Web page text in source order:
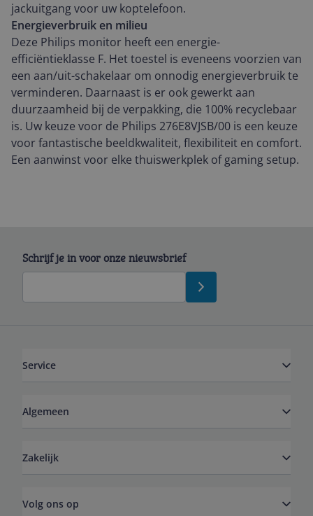
jackuitgang voor uw koptelefoon.
Energieverbruik en milieu
Deze Philips monitor heeft een energie-
efficiëntieklasse F. Het toestel is eveneens voorzien van
een aan/uit-schakelaar om onnodig energieverbruik te
verminderen. Daarnaast is er ook gewerkt aan
duurzaamheid bij de verpakking, die 100% recyclebaar
is. Uw keuze voor de Philips 276E8VJSB/00 is een keuze
voor fantastische beeldkwaliteit, flexibiliteit en comfort.
Een aanwinst voor elke thuiswerkplek of gaming setup.
Schrijf je in voor onze nieuwsbrief
Service
Algemeen
Zakelijk
Volg ons op